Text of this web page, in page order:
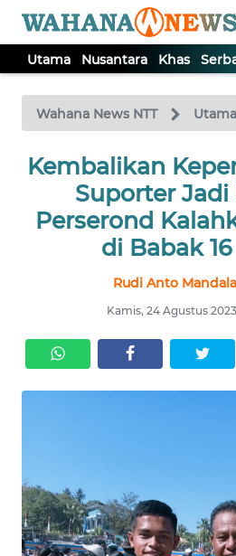
Utama Nusantara Khas
Wahana News NTT Utama
Kembalikan
Suporter Jadi
Perserond
di Babak
Rudi Anto
Kamis, 24 Agustus
TV
Tutup
UTAMA
NUSANTARA
SERBI
LABUAN
Informasi
INDEKS